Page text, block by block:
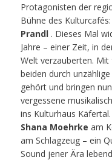
Protagonisten der
Bühne des Kulturcafés:
Prandl . Dieses Mal
Jahre – einer Zeit, in
Welt verzauberten. Mit
beiden durch
gehört und bringen
vergessene
ins Kulturhaus
Shana Moehrke am
am Schlagzeug – ein
Sound jener Ära